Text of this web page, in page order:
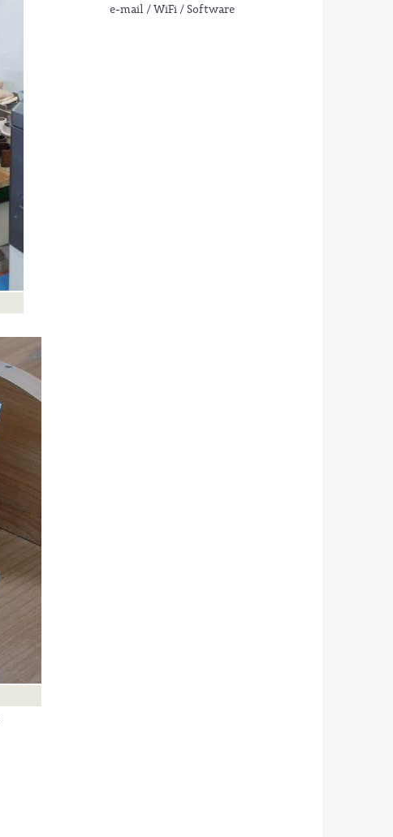
e-mail / WiFi / Software